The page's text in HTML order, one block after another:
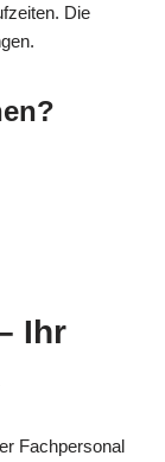
Die
Ihr
Fachpersonal